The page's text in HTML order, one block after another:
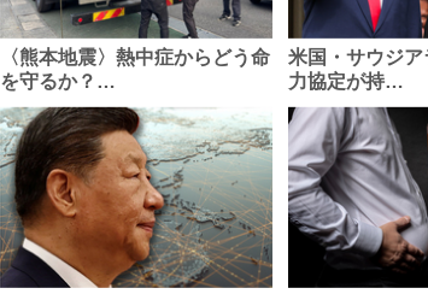
〈熊本地震〉熱中症からどう命
を守るか？…
米国・サウジ
力協定が持…